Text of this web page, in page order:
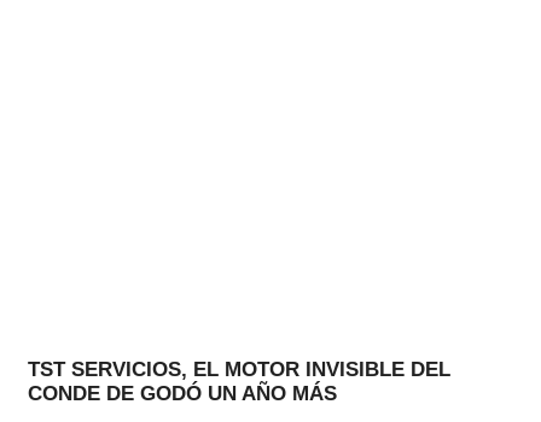
TST SERVICIOS, EL MOTOR INVISIBLE DEL
CONDE DE GODÓ UN AÑO MÁS